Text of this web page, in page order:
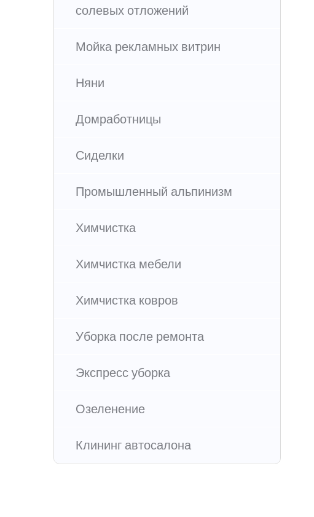
солевых отложений
Мойка рекламных витрин
Няни
Домработницы
Сиделки
Промышленный альпинизм
Химчистка
Химчистка мебели
Химчистка ковров
Уборка после ремонта
Экспресс уборка
Озеленение
Клининг автосалона